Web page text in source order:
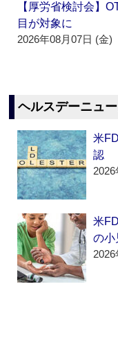
【厚労省検討会】
目が対象に
2026年08月07日 (金)
ヘルスデーニュ
米
認
米
の小